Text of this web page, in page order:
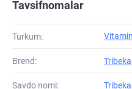
Tavsifnomalar
Turkum:
Brend:
Savdo nomi: